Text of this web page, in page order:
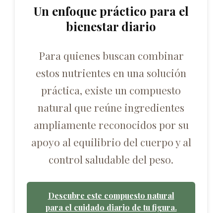
Un enfoque práctico para el
bienestar diario
Para quienes buscan combinar
estos nutrientes en una solución
práctica, existe un compuesto
natural que reúne ingredientes
ampliamente reconocidos por su
apoyo al equilibrio del cuerpo y al
control saludable del peso.
Descubre este compuesto natural
para el cuidado diario de tu figura.